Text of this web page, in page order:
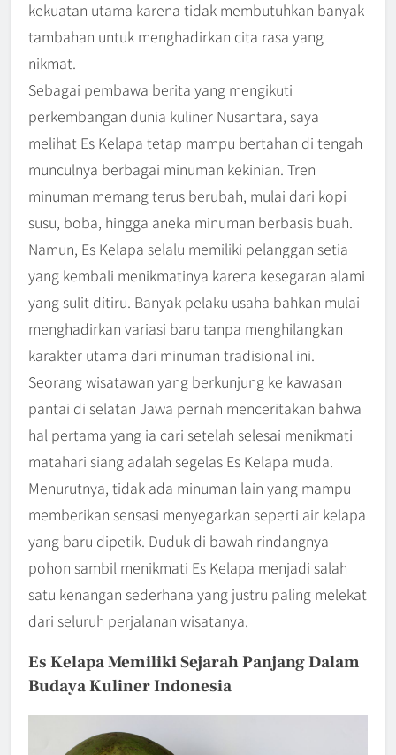
kekuatan utama karena tidak membutuhkan banyak
tambahan untuk menghadirkan cita rasa yang
nikmat.
Sebagai pembawa berita yang mengikuti
perkembangan dunia kuliner Nusantara, saya
melihat Es Kelapa tetap mampu bertahan di tengah
munculnya berbagai minuman kekinian. Tren
minuman memang terus berubah, mulai dari kopi
susu, boba, hingga aneka minuman berbasis buah.
Namun, Es Kelapa selalu memiliki pelanggan setia
yang kembali menikmatinya karena kesegaran alami
yang sulit ditiru. Banyak pelaku usaha bahkan mulai
menghadirkan variasi baru tanpa menghilangkan
karakter utama dari minuman tradisional ini.
Seorang wisatawan yang berkunjung ke kawasan
pantai di selatan Jawa pernah menceritakan bahwa
hal pertama yang ia cari setelah selesai menikmati
matahari siang adalah segelas Es Kelapa muda.
Menurutnya, tidak ada minuman lain yang mampu
memberikan sensasi menyegarkan seperti air kelapa
yang baru dipetik. Duduk di bawah rindangnya
pohon sambil menikmati Es Kelapa menjadi salah
satu kenangan sederhana yang justru paling melekat
dari seluruh perjalanan wisatanya.
Es Kelapa Memiliki Sejarah Panjang Dalam
Budaya Kuliner Indonesia